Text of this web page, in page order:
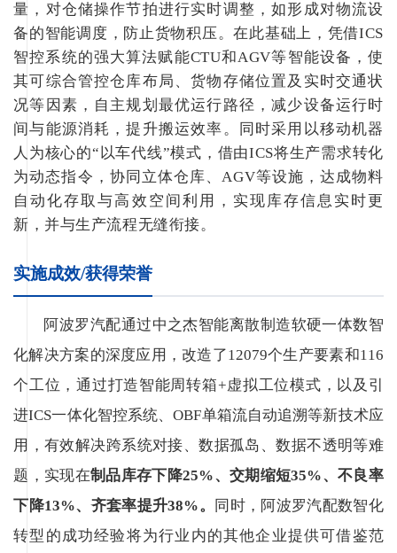
量，对仓储操作节拍进行实时调整，如形成对物流设
备的智能调度，防止货物积压。在此基础上，凭借ICS
智控系统的强大算法赋能CTU和AGV等智能设备，使
其可综合管控仓库布局、货物存储位置及实时交通状
况等因素，自主规划最优运行路径，减少设备运行时
间与能源消耗，提升搬运效率。同时采用以移动机器
人为核心的“以车代线”模式，借由ICS将生产需求转化
为动态指令，协同立体仓库、AGV等设施，达成物料
自动化存取与高效空间利用，实现库存信息实时更
新，并与生产流程无缝衔接。
实施成效/获得荣誉
阿波罗汽配通过中之杰智能离散制造软硬一体数智
化解决方案的深度应用，改造了12079个生产要素和116
个工位，通过打造智能周转箱+虚拟工位模式，以及引
进ICS一体化智控系统、OBF单箱流自动追溯等新技术应
用，有效解决跨系统对接、数据孤岛、数据不透明等难
题，实现在制品库存下降25%、交期缩短35%、不良率
下降13%、齐套率提升38%。
同时，阿波罗汽配数智化
转型的成功经验将为行业内的其他企业提供可借鉴范